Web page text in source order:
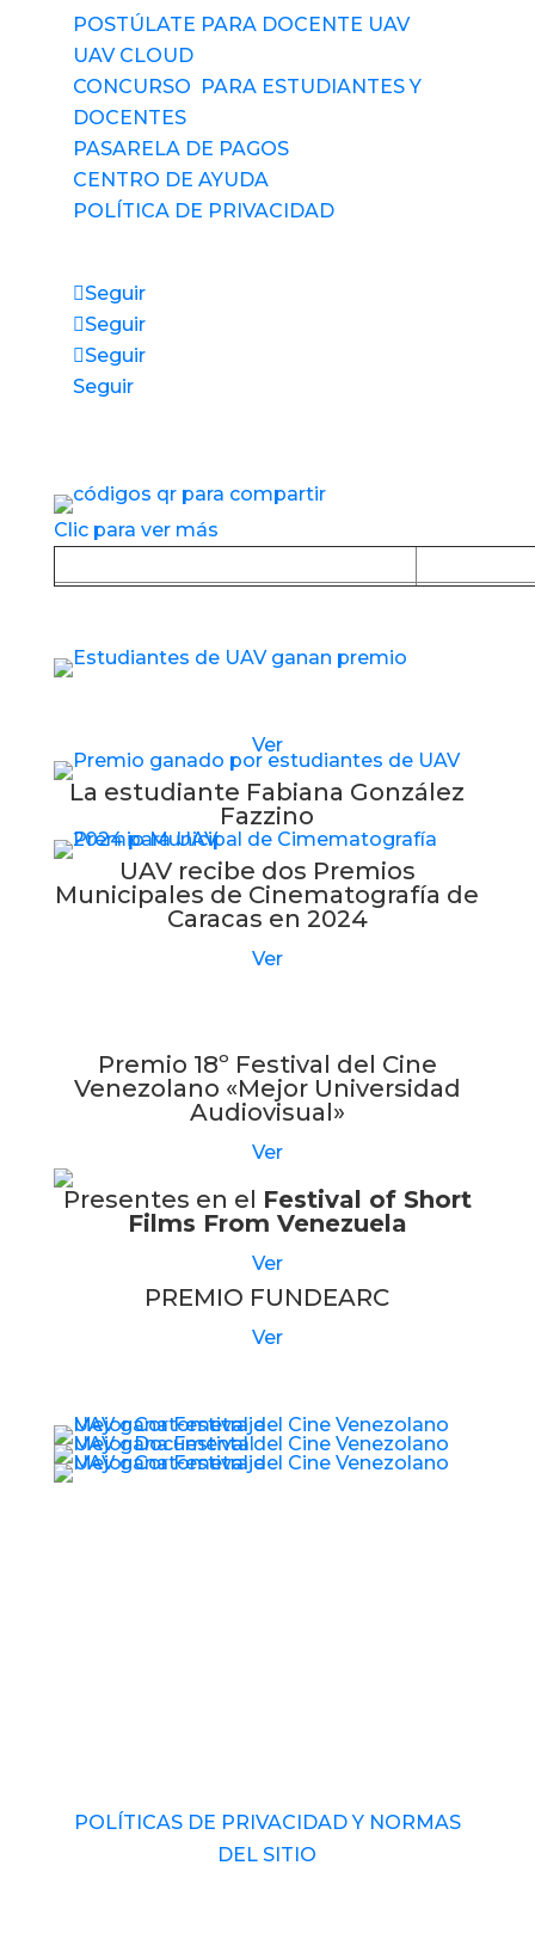
POSTÚLATE PARA DOCENTE UAV
UAV CLOUD
CONCURSO PARA ESTUDIANTES Y
DOCENTES
PASARELA DE PAGOS
CENTRO DE AYUDA
POLÍTICA DE PRIVACIDAD
Seguir
Seguir
Seguir
Seguir
Clic para ver más
Ver
La estudiante Fabiana González
Fazzino
UAV recibe dos Premios
Municipales de Cinematografía de
Caracas en 2024
Ver
Premio 18º Festival del Cine
Venezolano «Mejor Universidad
Audiovisual»
Ver
Presentes en el Festival of Short
Films From Venezuela
Ver
PREMIO FUNDEARC
Ver
POLÍTICAS DE PRIVACIDAD Y NORMAS
DEL SITIO